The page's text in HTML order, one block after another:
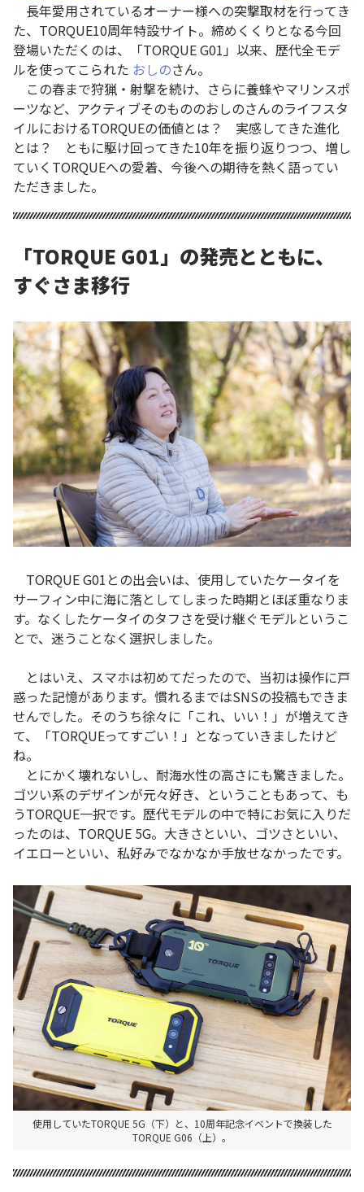
長年愛用されているオーナー様への突撃取材を行ってき
た、TORQUE10周年特設サイト。締めくくりとなる今回
登場いただくのは、「TORQUE G01」以来、歴代全モデ
ルを使ってこられた おしのさん。
この春まで狩猟・射撃を続け、さらに養蜂やマリンスポ
ーツなど、アクティブそのもののおしのさんのライフスタ
イルにおけるTORQUEの価値とは？ 実感してきた進化
とは？ ともに駆け回ってきた10年を振り返りつつ、増し
ていくTORQUEへの愛着、今後への期待を熱く語ってい
ただきました。
「TORQUE G01」の発売とともに、
すぐさま移行
TORQUE G01との出会いは、使用していたケータイを
サーフィン中に海に落としてしまった時期とほぼ重なりま
す。なくしたケータイのタフさを受け継ぐモデルというこ
とで、迷うことなく選択しました。
とはいえ、スマホは初めてだったので、当初は操作に戸
惑った記憶があります。慣れるまではSNSの投稿もできま
せんでした。そのうち徐々に「これ、いい！」が増えてき
て、「TORQUEってすごい！」となっていきましたけど
ね。
とにかく壊れないし、耐海水性の高さにも驚きました。
ゴツい系のデザインが元々好き、ということもあって、も
うTORQUE一択です。歴代モデルの中で特にお気に入りだ
ったのは、TORQUE 5G。大きさといい、ゴツさといい、
イエローといい、私好みでなかなか手放せなかったです。
使用していたTORQUE 5G（下）と、10周年記念イベントで換装した
TORQUE G06（上）。